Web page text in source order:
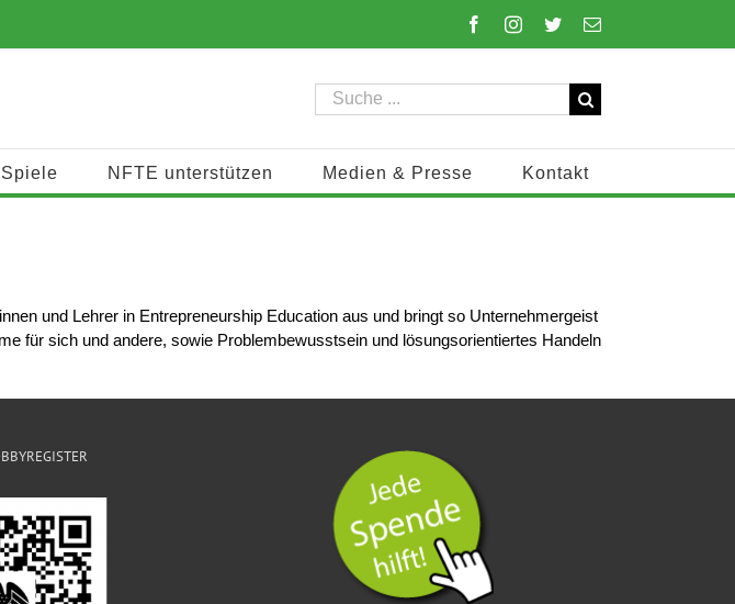
FacebookInstagram
TwitterE-
Suche
nach:
Spiele NFTE unterstützen Medien & Presse Kontakt
und Lehrer in Entrepreneurship Education aus und bringt so Unternehmergeist
für sich und andere, sowie Problembewusstsein und lösungsorientiertes Handeln